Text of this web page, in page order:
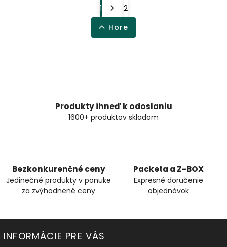
1
2
Hore
Produkty ihneď k odoslaniu
1600+ produktov skladom
Bezkonkurenčné ceny
Jedinečné produkty v ponuke
za zvýhodnené ceny
Packeta a Z-BOX
Expresné doručenie
objednávok
INFORMÁCIE PRE VÁS